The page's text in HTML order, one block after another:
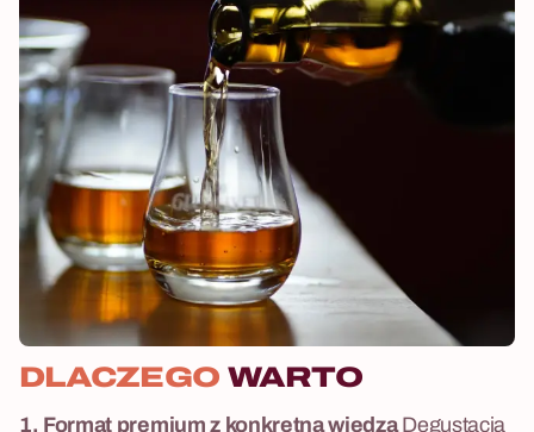
DLACZEGO WARTO
1. Format premium z konkretną wiedząDegustacja